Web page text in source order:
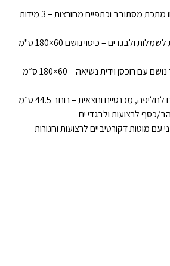
קולב פלסטיק לבן עם וו מתכת מסתובב וכתפיים מחורצות – 3 מידות
שקית אל-בד מתקפלת לשמלות ולבגדים – כיסוי נושם 60×180 ס"מ
כיסוי בגד מתקפל מבד נושם עם רוכסן וידית נשיאה – 60×180 ס״מ
מכנסיים וחצאית – רוחב 44.5 ס״מ
כסף לרצועות ולבגדי ים
מוטות דקורטיביים לרצועות וחגורות